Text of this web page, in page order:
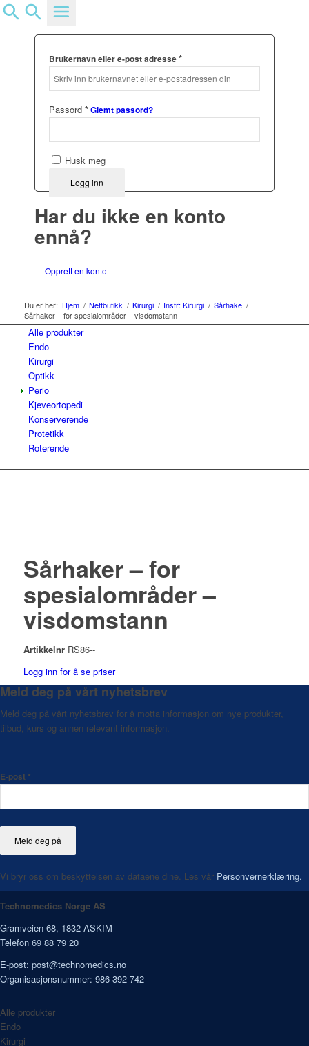
Logg inn
Brukernavn eller e-post adresse*
Passord *Glemt passord?
Husk meg
Logg inn
Har du ikke en konto
ennå?
Opprett en konto
Du er her: Hjem / Nettbutikk / Kirurgi / Instr: Kirurgi / Sårhake /
Sårhaker – for spesialområder – visdomstann
Alle produkter
Endo
Kirurgi
Optikk
Perio
Kjeveortopedi
Konserverende
Protetikk
Roterende
Sårhaker – for
spesialområder –
visdomstann
ArtikkelnrRS86--
Logg inn for å se priser
Meld deg på vårt nyhetsbrev
Meld deg på vårt nyhetsbrev for å motta informasjon om nye produkter,
tilbud, kurs og annen relevant informasjon.
E-post*
Vi bryr oss om beskyttelsen av dataene dine. Les vår Personvernerklæring.
Technomedics Norge AS
Gramveien 68, 1832 ASKIM
Telefon 69 88 79 20
E-post: post@technomedics.no
Organisasjonsnummer: 986 392 742
Alle produkter
Endo
Kirurgi